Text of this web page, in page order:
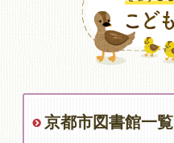
京都市図書館一覧